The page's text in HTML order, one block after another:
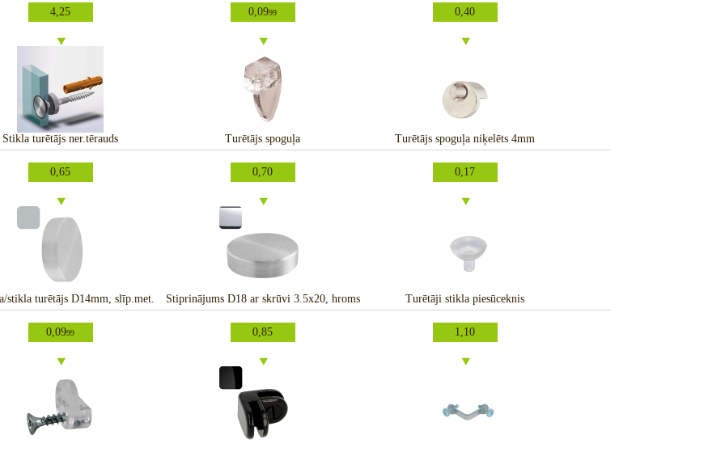
4,25
Stikla turētājs ner.tērauds
0,0999
Turētājs spoguļa
0,40
Turētājs spoguļa niķelēts 4mm
0,65
stikla turētājs D14mm, slīp.met.
0,70
Stiprinājums D18 ar skrūvi 3.5x20, hroms
0,17
Turētāji stikla piesūceknis
0,0999 0,85 1,10